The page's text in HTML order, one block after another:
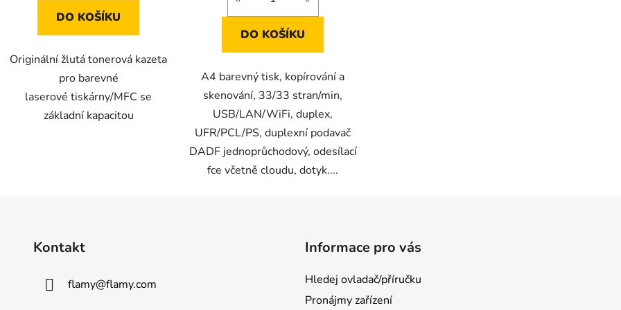
DO KOŠÍKU
Originální žlutá tonerová kazeta
pro barevné
laserové tiskárny/MFC se
základní kapacitou
DO KOŠÍKU
A4 barevný tisk, kopírování a
skenování, 33/33 stran/min,
USB/LAN/WiFi, duplex,
UFR/PCL/PS, duplexní podavač
DADF jednoprůchodový, odesílací
fce včetně cloudu, dotyk....
Kontakt
flamy@flamy.com
Informace pro vás
Hledej ovladač/příručku
Pronájmy zařízení